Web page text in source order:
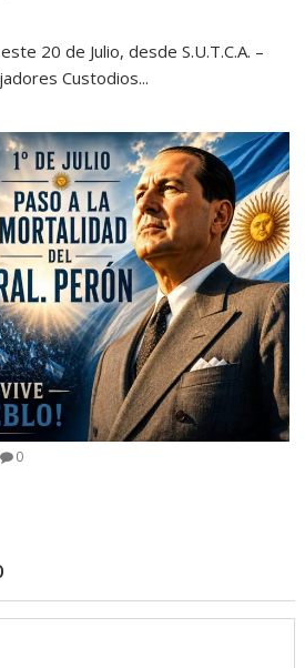
20 de Julio, desde S.U.T.C.A. –
Custodios...
0